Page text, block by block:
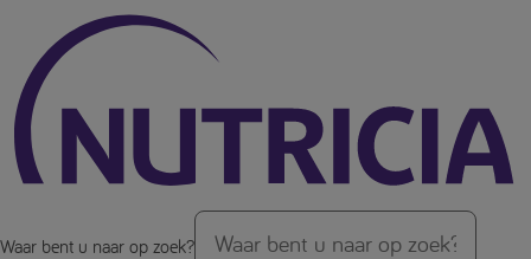
Over de inhoud van de pagina
Waar bent u naar op zoek?